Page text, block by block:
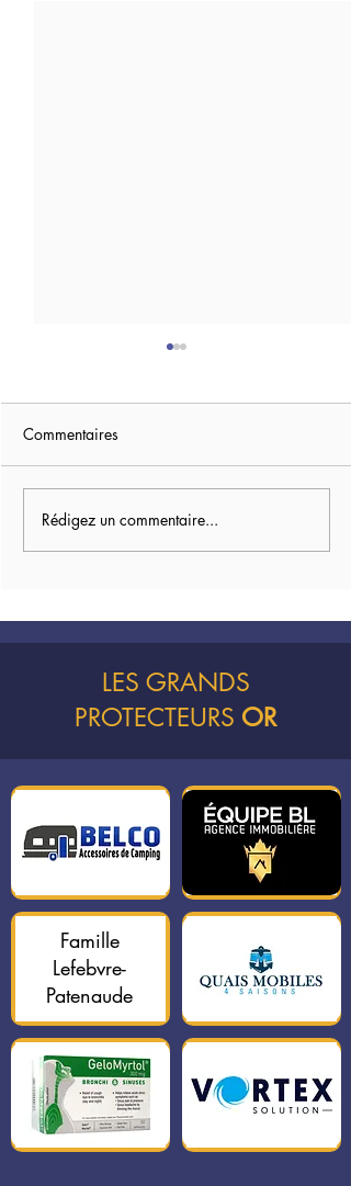
Parlons du présent et du
passé !
Commentaires
Rédigez un commentaire...
LES GRANDS
PROTECTEURS OR
Famille
Lefebvre-
Patenaude